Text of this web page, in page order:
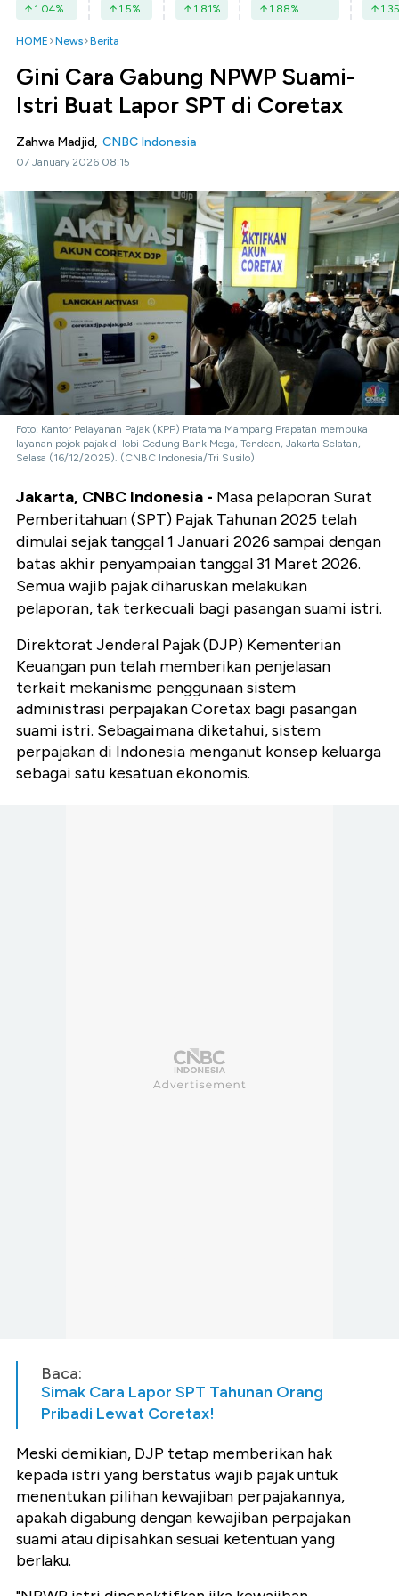
1.04% 1.5% 1.81% 1.88% 1.35
HOME News Berita
Gini Cara Gabung NPWP Suami-
Istri Buat Lapor SPT di Coretax
Zahwa Madjid, CNBC Indonesia
07 January 2026 08:15
Foto: Kantor Pelayanan Pajak (KPP) Pratama Mampang Prapatan membuka
layanan pojok pajak di lobi Gedung Bank Mega, Tendean, Jakarta Selatan,
Selasa (16/12/2025). (CNBC Indonesia/Tri Susilo)
Jakarta, CNBC Indonesia - Masa pelaporan Surat
Pemberitahuan (SPT) Pajak Tahunan 2025 telah
dimulai sejak tanggal 1 Januari 2026 sampai dengan
batas akhir penyampaian tanggal 31 Maret 2026.
Semua wajib pajak diharuskan melakukan
pelaporan, tak terkecuali bagi pasangan suami istri.
Direktorat Jenderal Pajak (DJP) Kementerian
Keuangan pun telah memberikan penjelasan
terkait mekanisme penggunaan sistem
administrasi perpajakan Coretax bagi pasangan
suami istri. Sebagaimana diketahui, sistem
perpajakan di Indonesia menganut konsep keluarga
sebagai satu kesatuan ekonomis.
Baca:
Simak Cara Lapor SPT Tahunan Orang
Pribadi Lewat Coretax!
Meski demikian, DJP tetap memberikan hak
kepada istri yang berstatus wajib pajak untuk
menentukan pilihan kewajiban perpajakannya,
apakah digabung dengan kewajiban perpajakan
suami atau dipisahkan sesuai ketentuan yang
berlaku.